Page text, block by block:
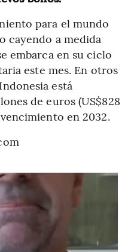
para el mundo
cayendo a medida
embarca en su ciclo
este mes. En otros
está
de euros (US$828
en 2032.